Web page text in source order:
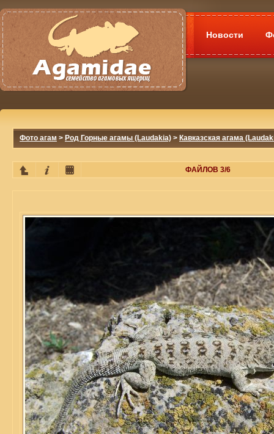
Новости
Фото агам > Род Горные агамы (Laudakia) > Кавказская агама
ФАЙЛОВ 3/6